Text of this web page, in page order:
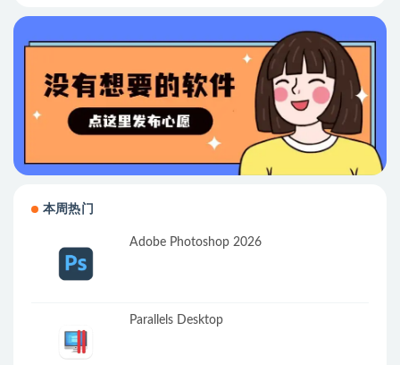
本周热门
Adobe Photoshop 2026
Parallels Desktop